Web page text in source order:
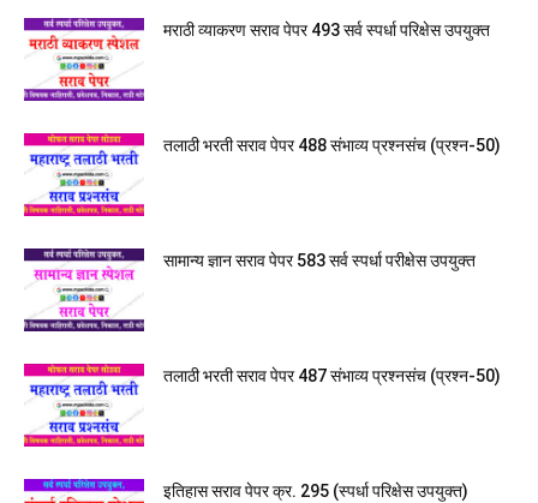
मराठी व्याकरण सराव पेपर 493 सर्व स्पर्धा परिक्षेस उपयुक्त
तलाठी भरती सराव पेपर 488 संभाव्य प्रश्नसंच (प्रश्न-50)
सामान्य ज्ञान सराव पेपर 583 सर्व स्पर्धा परीक्षेस उपयुक्त
तलाठी भरती सराव पेपर 487 संभाव्य प्रश्नसंच (प्रश्न-50)
इतिहास सराव पेपर क्र. 295 (स्पर्धा परिक्षेस उपयुक्त)